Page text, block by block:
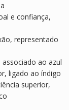
e confiança,
representado
ao azul
ligado ao índigo
superior,